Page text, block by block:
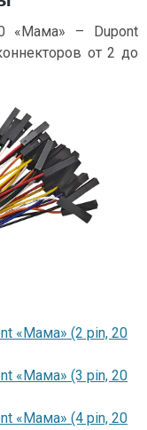
«Мама» – Dupont
от 2 до
«Мама» (2 pin, 20
«Мама» (3 pin, 20
«Мама» (4 pin, 20